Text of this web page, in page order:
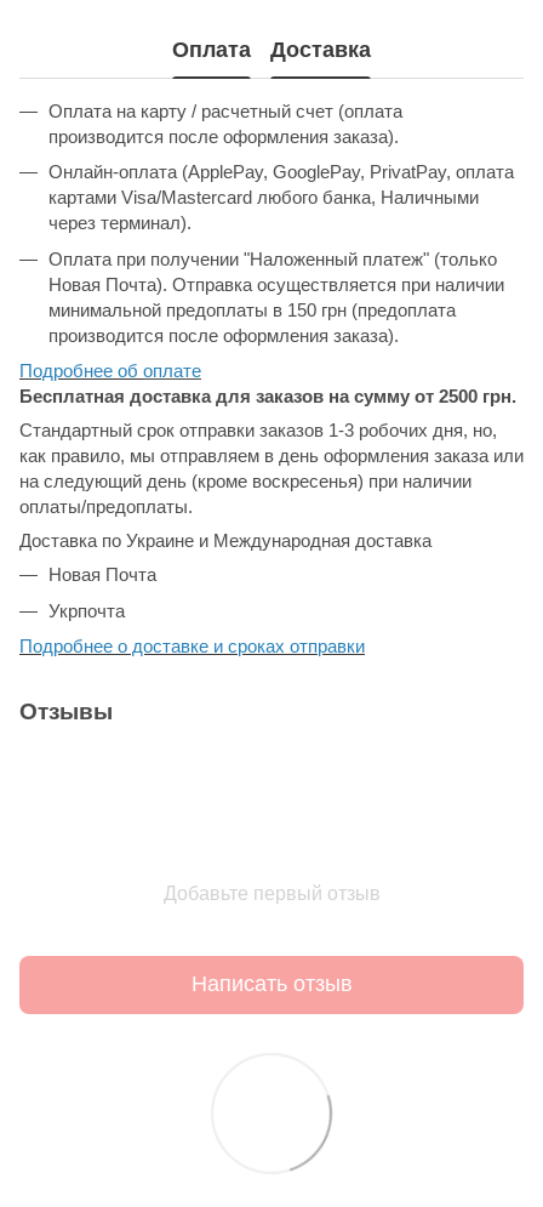
Оплата Доставка
Оплата на карту / расчетный счет (оплата
производится после оформления заказа).
Онлайн-оплата (ApplePay, GooglePay, PrivatPay, оплата
картами Visa/Mastercard любого банка, Наличными
через терминал).
Оплата при получении "Наложенный платеж" (только
Новая Почта). Отправка осуществляется при наличии
минимальной предоплаты в 150 грн (предоплата
производится после оформления заказа).
Подробнее об оплате
Бесплатная доставка для заказов на сумму от 2500 грн.
Стандартный срок отправки заказов 1-3 робочих дня, но,
как правило, мы отправляем в день оформления заказа или
на следующий день (кроме воскресенья) при наличии
оплаты/предоплаты.
Доставка по Украине и Международная доставка
Новая Почта
Укрпочта
Подробнее о доставке и сроках отправки
Отзывы
Добавьте первый отзыв
Написать отзыв